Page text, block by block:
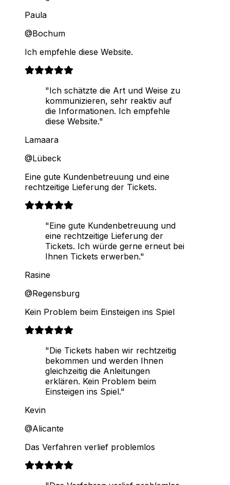
Paula
@Bochum
Ich empfehle diese Website.
"Ich schätzte die Art und Weise zu
kommunizieren, sehr reaktiv auf
die Informationen. Ich empfehle
diese Website."
Lamaara
@Lübeck
Eine gute Kundenbetreuung und eine
rechtzeitige Lieferung der Tickets.
"Eine gute Kundenbetreuung und
eine rechtzeitige Lieferung der
Tickets. Ich würde gerne erneut bei
Ihnen Tickets erwerben."
Rasine
@Regensburg
Kein Problem beim Einsteigen ins Spiel
"Die Tickets haben wir rechtzeitig
bekommen und werden Ihnen
gleichzeitig die Anleitungen
erklären. Kein Problem beim
Einsteigen ins Spiel."
Kevin
@Alicante
Das Verfahren verlief problemlos